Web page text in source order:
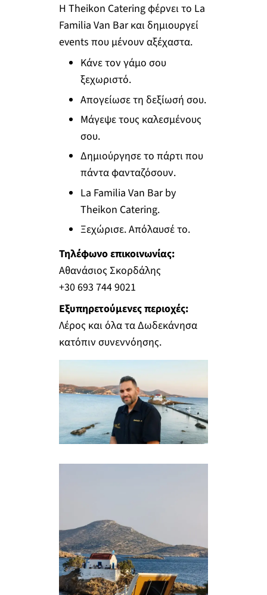
Η Theikon Catering φέρνει το La
Familia Van Bar και δημιουργεί
events που μένουν αξέχαστα.
Κάνε τον γάμο σου
ξεχωριστό.
Απογείωσε τη δεξίωσή σου.
Μάγεψε τους καλεσμένους
σου.
Δημιούργησε το πάρτι που
πάντα φανταζόσουν.
La Familia Van Bar by
Theikon Catering.
Ξεχώρισε. Απόλαυσέ το.
Τηλέφωνο επικοινωνίας:
Αθανάσιος Σκορδάλης
+30 693 744 9021
Εξυπηρετούμενες περιοχές:
Λέρος και όλα τα Δωδεκάνησα
κατόπιν συνεννόησης.